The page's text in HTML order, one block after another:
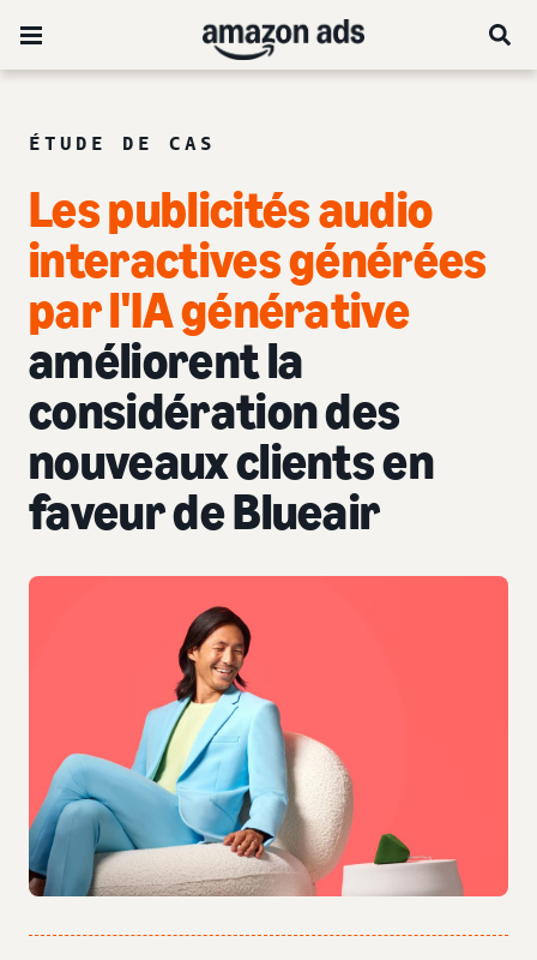
ÉTUDE DE CAS
Les publicités audio
interactives générées
par l'IA générative
améliorent la
considération des
nouveaux clients en
faveur de Blueair